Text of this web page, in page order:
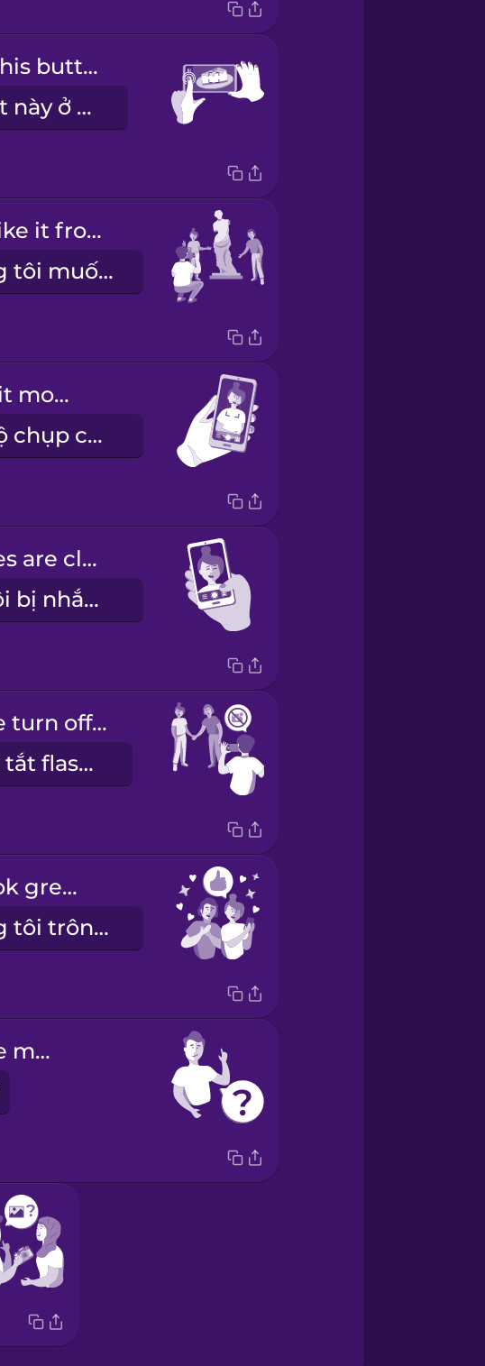
Push this button here.
Ấn nút này ở đây.
We'd like it from this angle, please.
Chúng tôi muốn chụp từ góc này nhé.
portrait mode
chế độ chụp chân dung
My eyes are closed.
Mắt tôi bị nhắm rồi.
Let me turn off the flash.
Để tôi tắt flash đi.
We look great!
Chúng tôi trông thật tuyệt!
Excuse me!